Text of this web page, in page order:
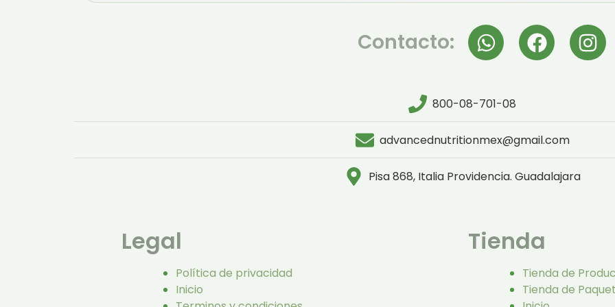
Contacto:
800-08-701-08
advancednutritionmex@gmail.com
Pisa 868, Italia Providencia. Guadalajara
Legal
Política de privacidad
Inicio
Tienda
Tienda de
Tienda de